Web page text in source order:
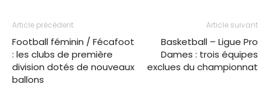
Article précédent
Football féminin / Fécafoot
: les clubs de première
division dotés de nouveaux
ballons
Article suivant
Basketball – Ligue Pro
Dames : trois équipes
exclues du championnat